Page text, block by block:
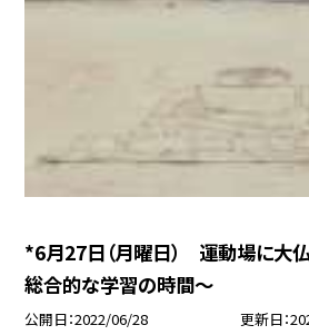
*6月27日（月曜日） 運動場に
総合的な学習の時間〜
公開日 2022/06/28 更新日